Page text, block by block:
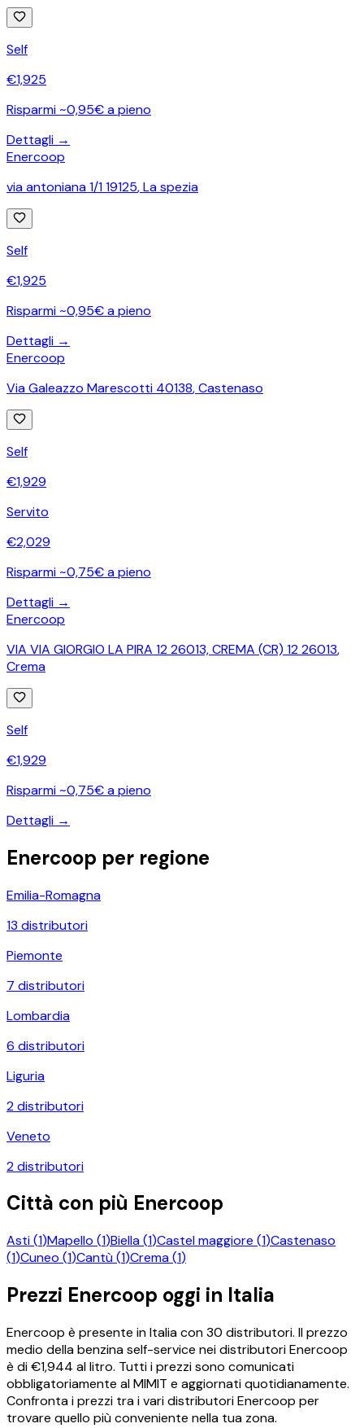
Self
€1,925
Risparmi ~0,95€ a pieno
Dettagli →
Enercoop
via antoniana 1/1 19125,La spezia
Self
€1,925
Risparmi ~0,95€ a pieno
Dettagli →
Enercoop
Via Galeazzo Marescotti 40138,Castenaso
Self
€1,929
Servito
€2,029
Risparmi ~0,75€ a pieno
Dettagli →
Enercoop
VIA VIA GIORGIO LA PIRA 12 26013, CREMA (CR) 12 26013,
Crema
Self
€1,929
Risparmi ~0,75€ a pieno
Dettagli →
Enercoop per regione
Emilia-Romagna
13 distributori
Piemonte
7 distributori
Lombardia
6 distributori
Liguria
2distributori
Veneto
2distributori
Città con più Enercoop
Asti(1)Mapello (1)Biella(1)Castel maggiore (1)Castenaso
(1)Cuneo (1)Cantù(1)Crema(1)
Prezzi Enercoop oggi in Italia
Enercoop è presente in Italia con30 distributori. Il prezzo
medio della benzina self-service nei distributoriEnercoop
è di €1,944 al litro. Tutti i prezzi sono comunicati
obbligatoriamente al MIMIT e aggiornati quotidianamente.
Confronta i prezzi tra i vari distributoriEnercoop per
trovare quello più conveniente nella tua zona.